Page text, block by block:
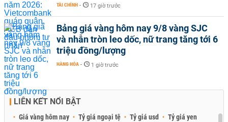
TÀI CHÍNH - 17 giờ trước
Bảng giá vàng hôm nay 9/8 vàng SJC
và nhẫn tròn leo dốc, nữ trang tăng tới 6
triệu đồng/lượng
HÀNG HÓA - 1 giờ trước
LIÊN KẾT NỔI BẬT
Giá vàng hôm nay Tỷ giá ngoại tệ Tỷ giá usd
Tỷ giá yen